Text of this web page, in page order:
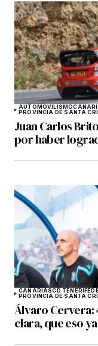
AUTOMOVILISMO
PROVINCIA DE SANTA
Juan Carlos
por haber
CANARIASCD TENERIFE
PROVINCIA DE SANTA
Álvaro Cervera:
clara, que eso